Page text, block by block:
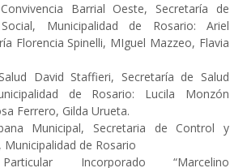
Barrial Oeste, Secretaría de
Municipalidad de Rosario: Ariel
Florencia Spinelli, MIguel Mazzeo, Flavia
David Staffieri, Secretaría de Salud
de Rosario: Lucila Monzón
Ferrero, Gilda Urueta.
Municipal, Secretaria de Control y
Municipalidad de Rosario
Incorporado “Marcelino